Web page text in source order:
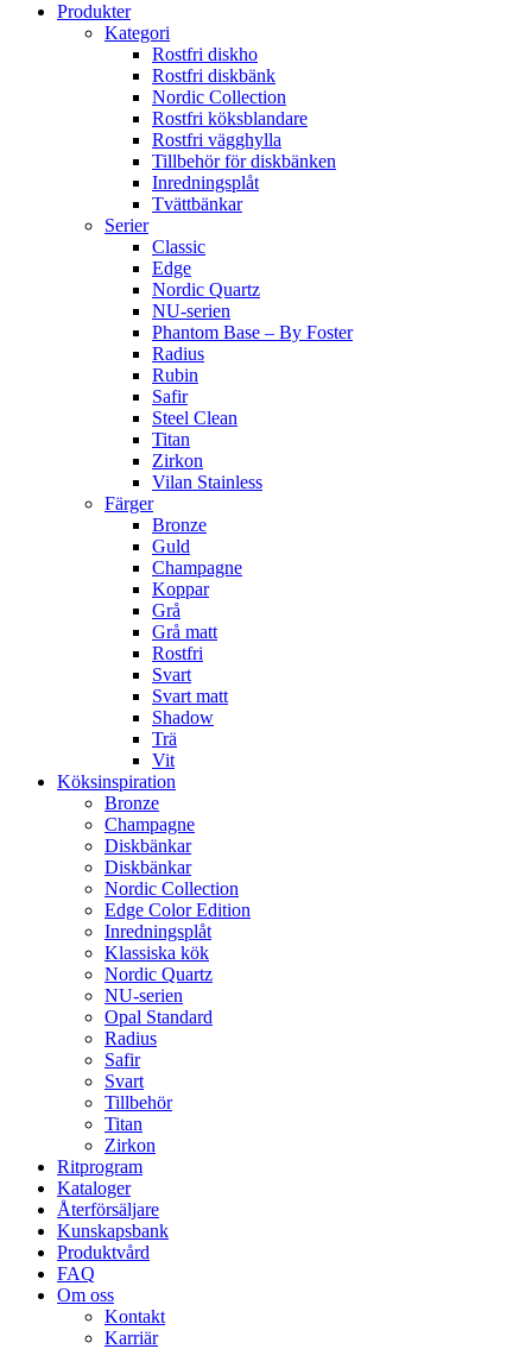
Produkter
Kategori
Rostfri diskho
Rostfri diskbänk
Nordic Collection
Rostfri köksblandare
Rostfri vägghylla
Tillbehör för diskbänken
Inredningsplåt
Tvättbänkar
Serier
Classic
Edge
Nordic Quartz
NU-serien
Phantom Base – By Foster
Radius
Rubin
Safir
Steel Clean
Titan
Zirkon
Vilan Stainless
Färger
Bronze
Guld
Champagne
Koppar
Grå
Grå matt
Rostfri
Svart
Svart matt
Shadow
Trä
Vit
Köksinspiration
Bronze
Champagne
Diskbänkar
Diskbänkar
Nordic Collection
Edge Color Edition
Inredningsplåt
Klassiska kök
Nordic Quartz
NU-serien
Opal Standard
Radius
Safir
Svart
Tillbehör
Titan
Zirkon
Ritprogram
Kataloger
Återförsäljare
Kunskapsbank
Produktvård
FAQ
Om oss
Kontakt
Karriär